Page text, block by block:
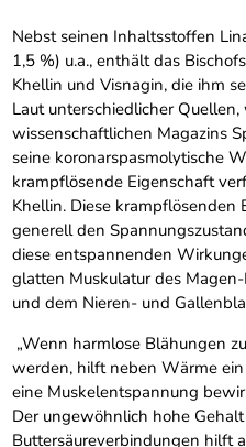
Nebst seinen Inhaltsstoffen
1,5 %) u.a., enthält das
Khellin und Visnagin, die ihm
Laut unterschiedlicher
wissenschaftlichen Magazins
seine koronarspasmolytische
krampflösende Eigenschaft
Khellin. Diese krampflösenden
generell den
diese entspannenden
glatten Muskulatur des
und dem Nieren- und
„Wenn harmlose Blähungen
werden, hilft neben Wärme
eine Muskelentspannung
Der ungewöhnlich hohe
Buttersäureverbindungen hilft